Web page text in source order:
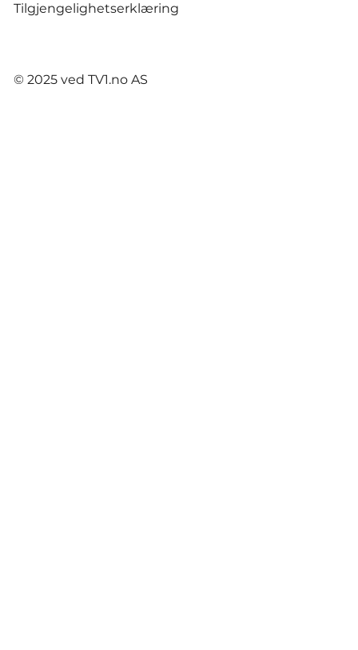
Tilgjengelighetserklæring
© 2025 ved TV1.no AS